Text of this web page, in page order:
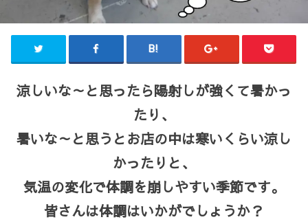
涼しいな～と思ったら陽射しが強くて暑かっ
たり、
暑いな～と思うとお店の中は寒いくらい涼し
かったりと、
気温の変化で体調を崩しやすい季節です。
皆さんは体調はいかがでしょうか？